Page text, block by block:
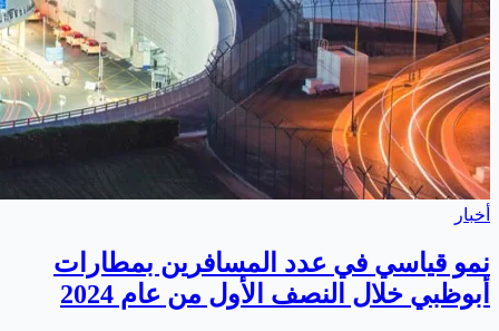
أخبار
نمو قياسي في عدد المسافرين بمطارات
أبوظبي خلال النصف الأول من عام 2024